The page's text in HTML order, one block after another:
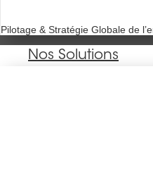
Pilotage & Stratégie Globale de
Nos Solutions